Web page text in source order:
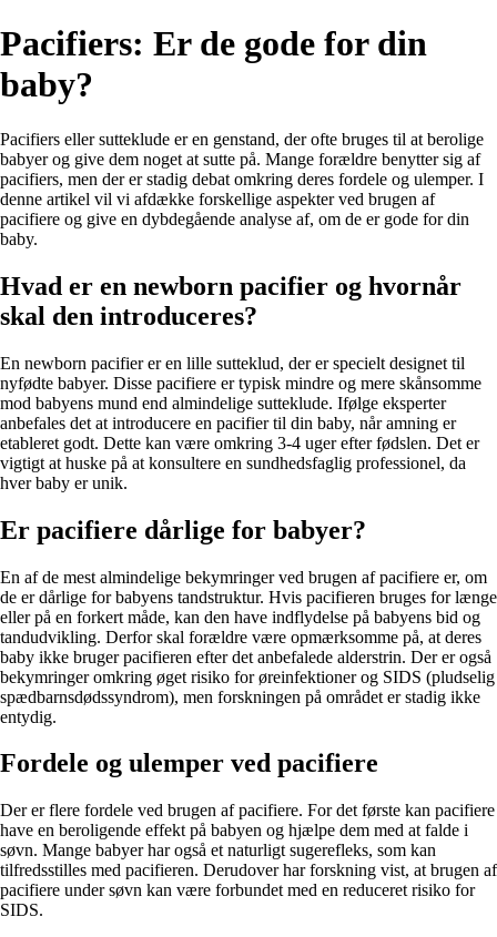
Pacifiers: Er de gode for din
baby?
Pacifiers eller sutteklude er en genstand, der ofte bruges til at berolige
babyer og give dem noget at sutte på. Mange forældre benytter sig af
pacifiers, men der er stadig debat omkring deres fordele og ulemper. I
denne artikel vil vi afdække forskellige aspekter ved brugen af
pacifiere og give en dybdegående analyse af, om de er gode for din
baby.
Hvad er en newborn pacifier og hvornår
skal den introduceres?
En newborn pacifier er en lille sutteklud, der er specielt designet til
nyfødte babyer. Disse pacifiere er typisk mindre og mere skånsomme
mod babyens mund end almindelige sutteklude. Ifølge eksperter
anbefales det at introducere en pacifier til din baby, når amning er
etableret godt. Dette kan være omkring 3-4 uger efter fødslen. Det er
vigtigt at huske på at konsultere en sundhedsfaglig professionel, da
hver baby er unik.
Er pacifiere dårlige for babyer?
En af de mest almindelige bekymringer ved brugen af pacifiere er, om
de er dårlige for babyens tandstruktur. Hvis pacifieren bruges for længe
eller på en forkert måde, kan den have indflydelse på babyens bid og
tandudvikling. Derfor skal forældre være opmærksomme på, at deres
baby ikke bruger pacifieren efter det anbefalede alderstrin. Der er også
bekymringer omkring øget risiko for øreinfektioner og SIDS (pludselig
spædbarnsdødssyndrom), men forskningen på området er stadig ikke
entydig.
Fordele og ulemper ved pacifiere
Der er flere fordele ved brugen af pacifiere. For det første kan pacifiere
have en beroligende effekt på babyen og hjælpe dem med at falde i
søvn. Mange babyer har også et naturligt sugerefleks, som kan
tilfredsstilles med pacifieren. Derudover har forskning vist, at brugen af
pacifiere under søvn kan være forbundet med en reduceret risiko for
SIDS.